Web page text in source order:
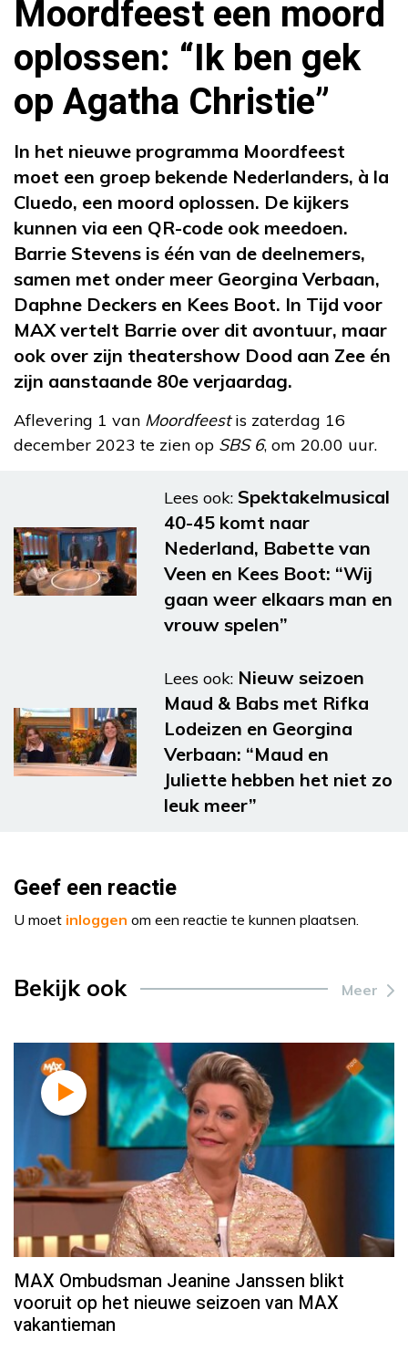
Moordfeest een moord
oplossen: “Ik ben gek
op Agatha Christie”
In het nieuwe programma Moordfeest
moet een groep bekende Nederlanders, à la
Cluedo, een moord oplossen. De kijkers
kunnen via een QR-code ook meedoen.
Barrie Stevens is één van de deelnemers,
samen met onder meer Georgina Verbaan,
Daphne Deckers en Kees Boot. In Tijd voor
MAX vertelt Barrie over dit avontuur, maar
ook over zijn theatershow Dood aan Zee én
zijn aanstaande 80e verjaardag.
Aflevering 1 van Moordfeestis zaterdag 16
december 2023 te zien op SBS 6, om 20.00 uur.
Lees ook: Spektakelmusical
40-45 komt naar
Nederland, Babette van
Veen en Kees Boot: “Wij
gaan weer elkaars man en
vrouw spelen”
Lees ook: Nieuw seizoen
Maud & Babs met Rifka
Lodeizen en Georgina
Verbaan: “Maud en
Juliette hebben het niet zo
leuk meer”
Geef een reactie
U moet inloggen om een reactie te kunnen plaatsen.
Bekijk ook Meer
MAX Ombudsman Jeanine Janssen blikt
vooruit op het nieuwe seizoen van MAX
vakantieman